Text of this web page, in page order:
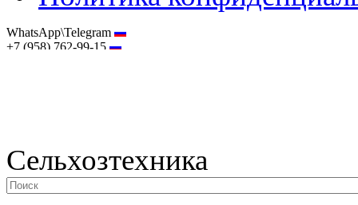
WhatsApp\Telegram
+7 (958) 762-99-15
Сельхозтехника